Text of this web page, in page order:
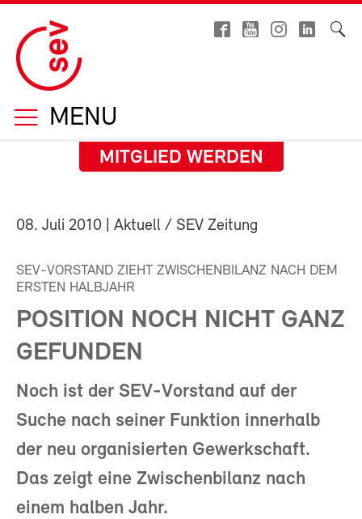
MENU
MITGLIED WERDEN
08. Juli 2010 | Aktuell / SEV Zeitung
SEV-VORSTAND ZIEHT ZWISCHENBILANZ NACH DEM
ERSTEN HALBJAHR
POSITION NOCH NICHT GANZ
GEFUNDEN
Noch ist der SEV-Vorstand auf der
Suche nach seiner Funktion innerhalb
der neu organisierten Gewerkschaft.
Das zeigt eine Zwischenbilanz nach
einem halben Jahr.